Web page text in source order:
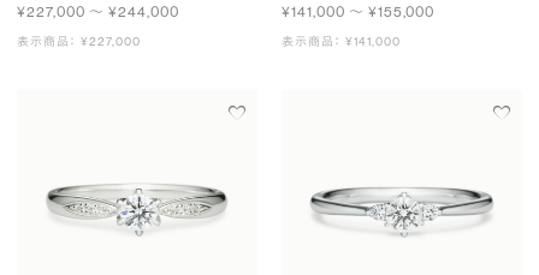
¥227,000 〜 ¥244,000
表示商品： ¥227,000
¥141,000 〜 ¥155,000
表示商品： ¥141,000